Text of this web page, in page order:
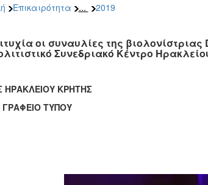
Επικαιρότητα ... 2019
οι συναυλίες της
Συνεδριακό Κέντρο
ΚΡΗΤΗΣ
ΤΥΠΟΥ